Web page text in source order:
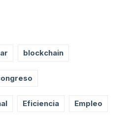
blockchain
Eficiencia Empleo